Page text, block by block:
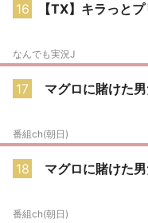
16 【TX】キラっと
なんでも実況J
17 マグロに賭けた
番組ch(朝日)
18 マグロに賭けた
番組ch(朝日)